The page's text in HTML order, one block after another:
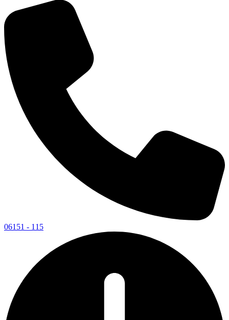
06151 - 115